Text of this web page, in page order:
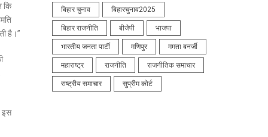
कि
है।”
इस
बिहार चुनाव बिहारचुनाव2025
बिहार राजनीति बीजेपी भाजपा
भारतीय जनता पार्टी मणिपुर ममता बनर्जी
महाराष्ट्र राजनीति राजनीतिक समाचार
राष्ट्रीय समाचार सुप्रीम कोर्ट